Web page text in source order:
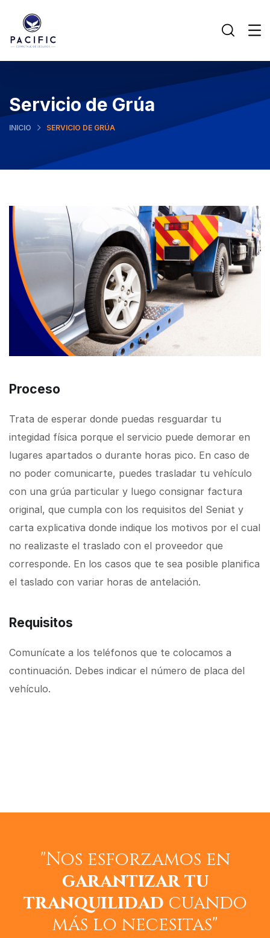
Servicio de Grúa
INICIO SERVICIO DE GRÚA
Proceso
Trata de esperar donde puedas resguardar tu
integidad física porque el servicio puede demorar en
lugares apartados o durante horas pico. En caso de
no poder comunicarte, puedes trasladar tu vehículo
con una grúa particular y luego consignar factura
original, que cumpla con los requisitos del Seniat y
carta explicativa donde indique los motivos por el cual
no realizaste el traslado con el proveedor que
corresponde. En los casos que te sea posible planifica
el taslado con variar horas de antelación.
Requisitos
Comunícate a los teléfonos que te colocamos a
continuación. Debes indicar el número de placa del
vehículo.
"Nos esforzamos en
garantizar tu
tranquilidad cuando
más lo necesitas"